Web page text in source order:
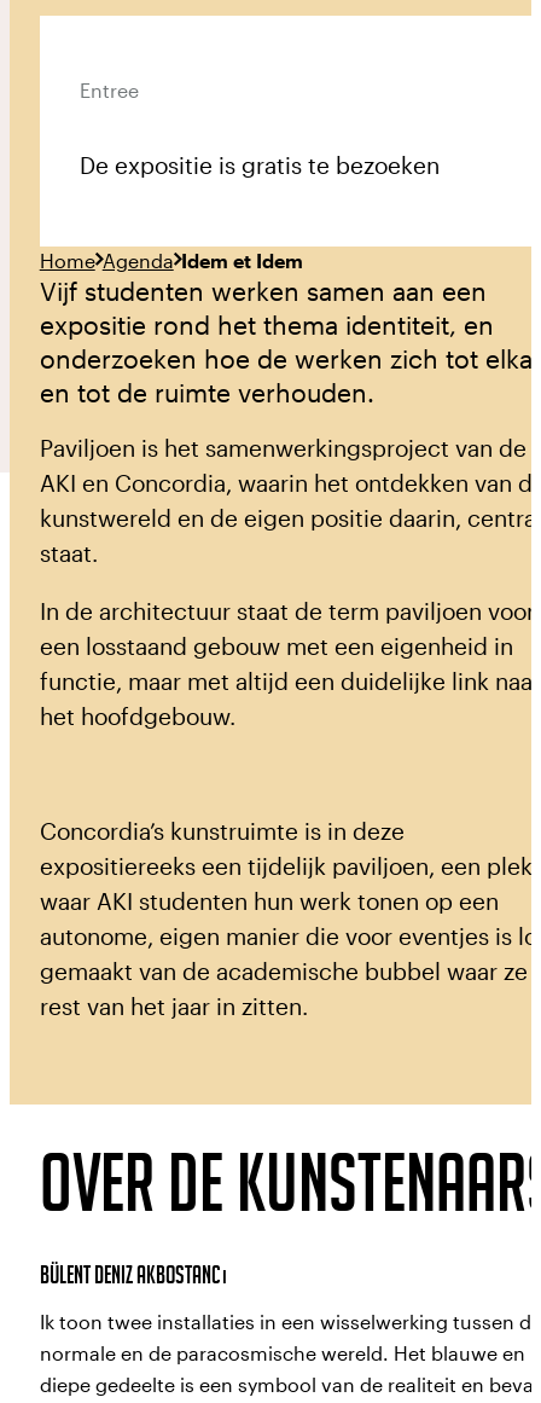
Prikkelarm
Vergroot contrast
English
Home Agenda Idem et Idem
Vijf studenten werken samen aan een
expositie rond het thema identiteit, en
onderzoeken hoe de werken zich tot
en tot de ruimte verhouden.
Paviljoen is het samenwerkingsproject van de
AKI en Concordia, waarin het ontdekken van
kunstwereld en de eigen positie daarin,
staat.
In de architectuur staat de term paviljoen voor
een losstaand gebouw met een eigenheid in
functie, maar met altijd een duidelijke link naar
het hoofdgebouw.
Concordia’s kunstruimte is in deze
expositiereeks een tijdelijk paviljoen, een plek
waar AKI studenten hun werk tonen op een
autonome, eigen manier die voor eventjes is
gemaakt van de academische bubbel waar ze
rest van het jaar in zitten.
experimenteren, om ideeën en onderzoek te
werk afstemmen op de fysiek ruimte, en leren
op welke manieren een presentatie en een
je eigen werk ziet, maar ook hoe publiek je
ervaart.
Entree
De expositie is gratis te bezoeken
Over de
Bülent Deniz Akbostancı
Ik toon twee installaties in een wisselwerking tussen de
normale en de paracosmische wereld. Het blauwe en
diepe gedeelte is een symbool van de realiteit en bevat